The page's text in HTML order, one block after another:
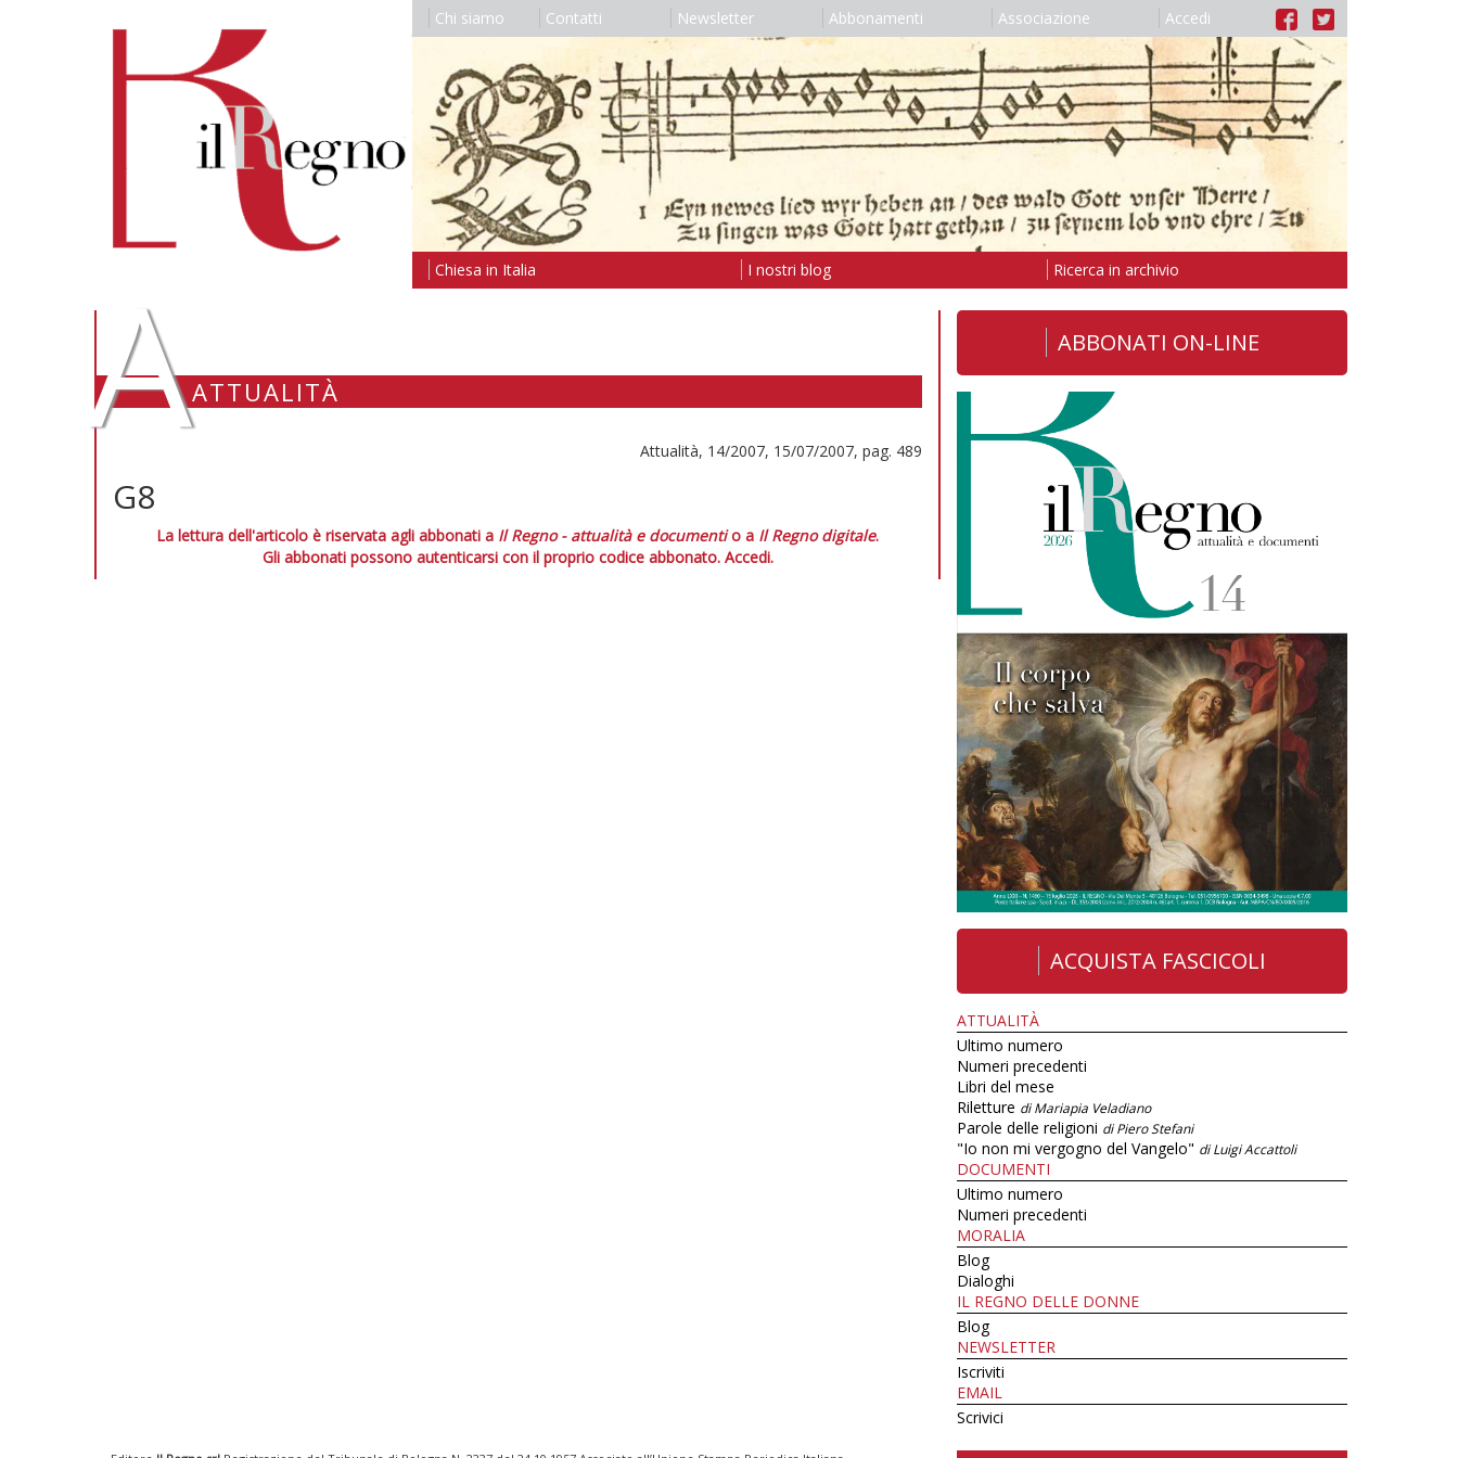
Chi siamo Contatti Newsletter Abbonamenti Associazione Accedi
Chiesa in Italia I nostri blog Ricerca in archivio
AATTUALITÀ
Attualità, 14/2007, 15/07/2007, pag. 489
G8
La lettura dell'articolo è riservata agli abbonati a Il Regno - attualità e documentio a Il Regno digitale.
Gli abbonati possono autenticarsi con il proprio codice abbonato. Accedi.
ABBONATI ON-LINE
ACQUISTA FASCICOLI
ATTUALITÀ
Ultimo numero
Numeri precedenti
Libri del mese
Riletture di Mariapia Veladiano
Parole delle religioni di Piero Stefani
"Io non mi vergogno del Vangelo" di Luigi Accattoli
DOCUMENTI
Ultimo numero
Numeri precedenti
MORALIA
Blog
Dialoghi
IL REGNO DELLE DONNE
Blog
NEWSLETTER
Iscriviti
EMAIL
Scrivici